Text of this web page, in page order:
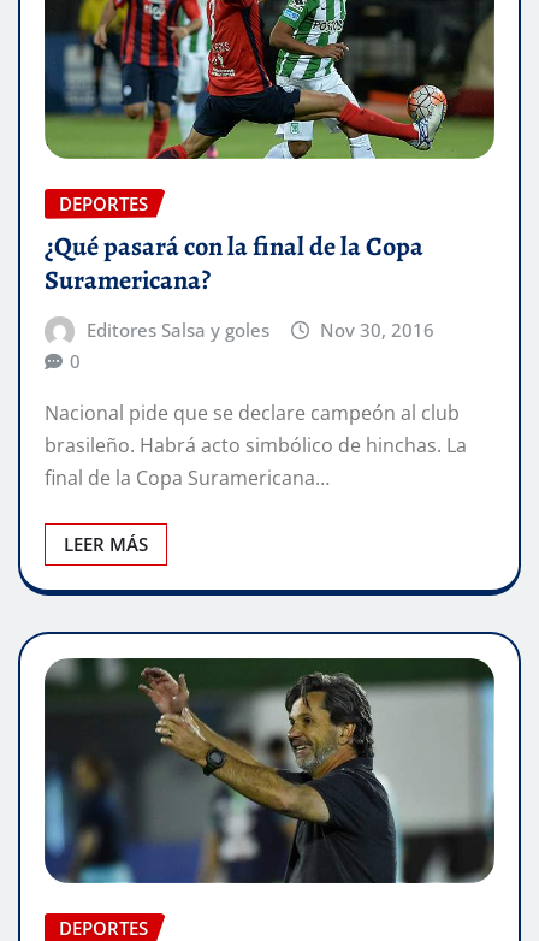
DEPORTES
¿Qué pasará con la final de la Copa
Suramericana?
Editores Salsa y goles
Nov 30, 2016
0
Nacional pide que se declare campeón al club
brasileño. Habrá acto simbólico de hinchas. La
final de la Copa Suramericana…
LEER MÁS
DEPORTES